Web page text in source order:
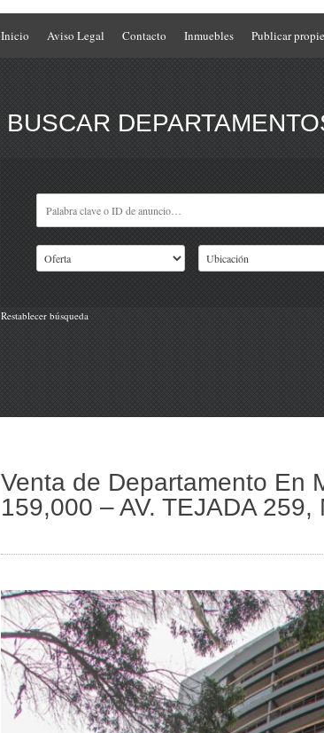
Inicio Aviso Legal Contacto Inmuebles Publicar
BUSCAR
Restablecer búsqueda
Venta de Departamento En
159,000 – AV. TEJADA 259,